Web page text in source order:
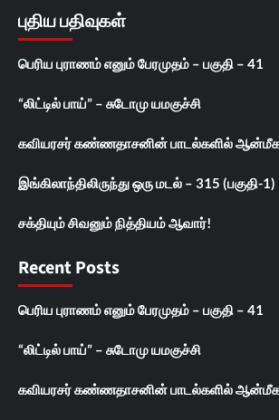
புதிய பதிவுகள்
பெரிய புராணம் எனும் பேரமுதம் – பகுதி – 41
“லிட்டில் பாய்” – சுடோமு யமகுச்சி
கவியரசர் கண்ணதாசனின் பாடல்களில்
இங்கிலாந்திலிருந்து ஒரு மடல் – 315 (பகுதி-1)
சக்தியும் சிவனும் நித்தியம் ஆவார்!
Recent Posts
பெரிய புராணம் எனும் பேரமுதம் – பகுதி – 41
“லிட்டில் பாய்” – சுடோமு யமகுச்சி
கவியரசர் கண்ணதாசனின் பாடல்களில்